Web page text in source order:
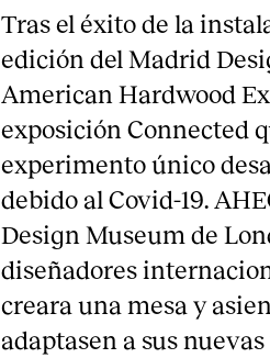
Tras el éxito de la
edición del Madrid
American Hardwood
exposición Connected
experimento único
debido al Covid-19.
Design Museum de
diseñadores
creara una mesa y
adaptasen a sus